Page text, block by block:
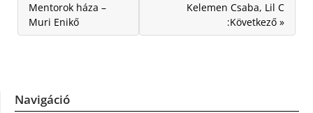
Mentorok háza –
Muri Enikő
Kelemen Csaba, Lil C
:Következő »
Navigáció